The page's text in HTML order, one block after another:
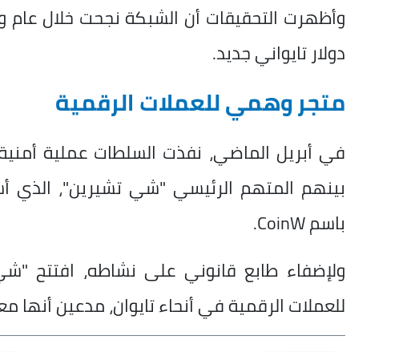
دولار تايواني جديد.
متجر وهمي للعملات الرقمية
بينهم المتهم الرئيسي "شي تشيرين"،
باسم CoinW.
للعملات الرقمية في أنحاء تايوان، مدعين